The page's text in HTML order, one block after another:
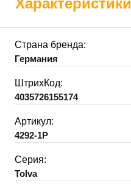
Страна бренда:
Германия
ШтрихКод:
4035726155174
Артикул:
4292-1P
Серия:
Tolva